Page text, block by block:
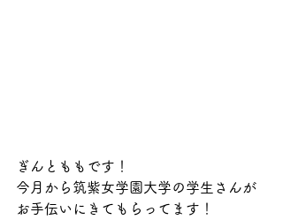
ぎんとももです！
今月から筑紫女学園大学の学生さんが
お手伝いにきてもらってます！